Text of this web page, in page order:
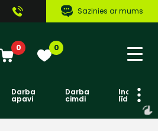
Sazinies ar mums
0 0
Darba
apavi
Darba
cimdi līdzekļi